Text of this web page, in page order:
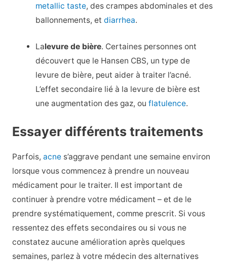
metallic taste, des crampes abdominales et des
ballonnements, etdiarrhea.
Lalevure de bière. Certaines personnes ont
découvert que le Hansen CBS, un type de
levure de bière, peut aider à traiter l’acné.
L’effet secondaire lié à la levure de bière est
une augmentation des gaz, ouflatulence.
Essayer différents traitements
Parfois, acnes’aggrave pendant une semaine environ
lorsque vous commencez à prendre un nouveau
médicament pour le traiter. Il est important de
continuer à prendre votre médicament – et de le
prendre systématiquement, comme prescrit. Si vous
ressentez des effets secondaires ou si vous ne
constatez aucune amélioration après quelques
semaines, parlez à votre médecin des alternatives